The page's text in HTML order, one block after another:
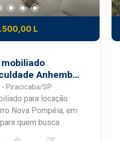
L
Anhembi
Piracicaba/SP
para locação
Nova Pompéia, em
quem busca